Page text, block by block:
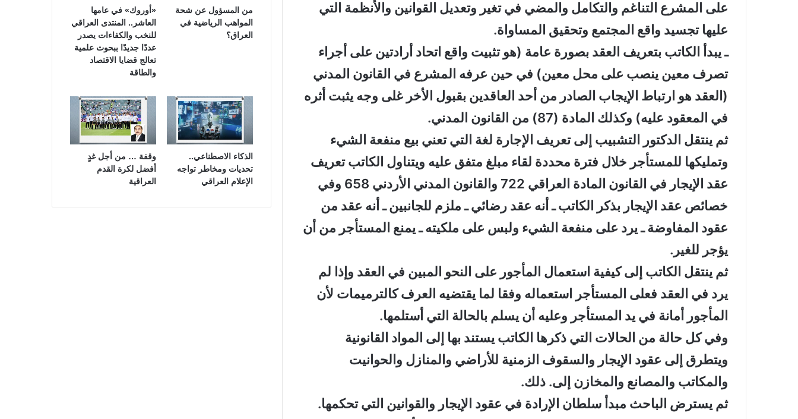
على المشرع التناغم والتكامل والمضي في تغير وتعديل القوانين والأنظمة التي
عليها تجسيد واقع المجتمع وتحقيق المساواة.
ـ يبدأ الكاتب بتعريف العقد بصورة عامة (هو تثبيت واقع اتحاد أرادتين على أجراء
تصرف معين ينصب على محل معين) في حين عرفه المشرع في القانون المدني
(العقد هو ارتباط الإيجاب الصادر من أحد العاقدين بقبول الأخر غلى وجه يثبت أثره
في المعقود عليه) وكذلك المادة (87) من القانون المدني.
ثم ينتقل الدكتور التشبيب إلى تعريف الإجارة لغة التي تعني بيع منفعة الشيء
وتمليكها للمستأجر خلال فترة محددة لقاء مبلغ متفق عليه ويتناول الكاتب تعريف
عقد الإيجار في القانون المادة العراقي 722 والقانون المدني الأردني 658 وفي
خصائص عقد الإيجار بذكر الكاتب ـ أنه عقد رضائي ـ ملزم للجانبين ـ أنه عقد من
عقود المفاوضة ـ يرد على منفعة الشيء ولبس على ملكيته ـ يمنع المستأجر من أن
يؤجر للغير.
ثم ينتقل الكاتب إلى كيفية استعمال المأجور على النحو المبين في العقد وإذا لم
يرد في العقد فعلى المستأجر استعماله وفقا لما يقتضيه العرف كالترميمات لأن
المأجور أمانة في يد المستأجر وعليه أن يسلم بالحالة التي أستلمها.
وفي كل حالة من الحالات التي ذكرها الكاتب يستند بها إلى المواد القانونية
ويتطرق إلى عقود الإيجار والسقوف الزمنية للأراضي والمنازل والحوانيت
والمكاتب والمصانع والمخازن إلى. ذلك.
ثم يسترض الباحث مبدأ سلطان الإرادة في عقود الإيجار والقوانين التي تحكمها.
من المسؤول عن شحة
المواهب الرياضية في
العراق؟
«أوروك» في عامها
العاشر.. المنتدى العراقي
للنخب والكفاءات يصدر
عددًا جديدًا ببحوث علمية
تعالج قضايا الاقتصاد
والطاقة
الذكاء الاصطناعي..
تحديات ومخاطر تواجه
الإعلام العراقي
وقفة … من أجل غدٍ
أفضل لكرة القدم
العراقية